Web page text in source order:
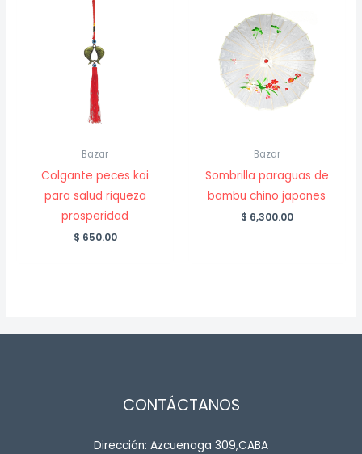
Bazar
Colgante peces koi
para salud riqueza
prosperidad
$ 650.00
Bazar
Sombrilla paraguas de
bambu chino japones
$ 6,300.00
CONTÁCTANOS
Dirección: Azcuenaga 309,CABA